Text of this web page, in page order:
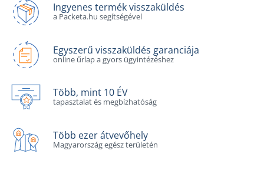
Ingyenes termék visszaküldés
a Packeta.hu segítségével
Egyszerű visszaküldés garanciája
online űrlap a gyors ügyintézéshez
Több, mint 10 ÉV
tapasztalat és megbízhatóság
Több ezer átvevőhely
Magyarország egész területén